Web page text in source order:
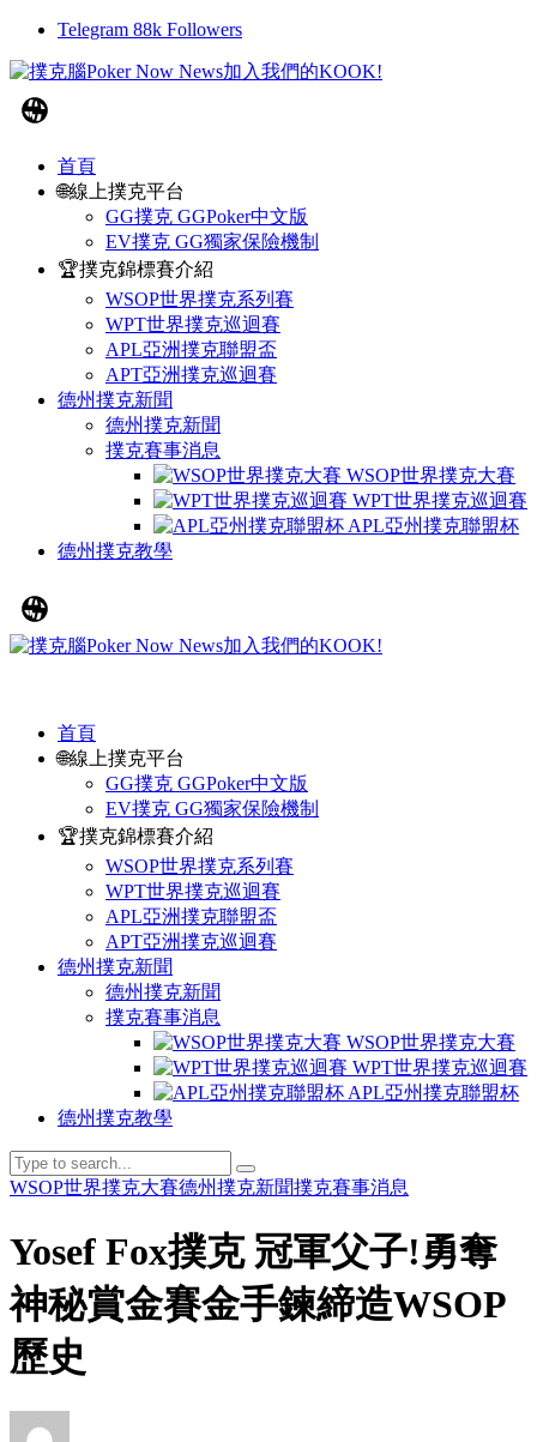
Telegram 88k Followers
首頁
🌐線上撲克平台
GG撲克 GGPoker中文版
EV撲克 GG獨家保險機制
🏆撲克錦標賽介紹
WSOP世界撲克系列賽
WPT世界撲克巡迴賽
APL亞洲撲克聯盟盃
APT亞洲撲克巡迴賽
德州撲克新聞
德州撲克新聞
撲克賽事消息
WSOP世界撲克大賽
WPT世界撲克巡迴賽
APL亞州撲克聯盟杯
德州撲克教學
首頁
🌐線上撲克平台
GG撲克 GGPoker中文版
EV撲克 GG獨家保險機制
🏆撲克錦標賽介紹
WSOP世界撲克系列賽
WPT世界撲克巡迴賽
APL亞洲撲克聯盟盃
APT亞洲撲克巡迴賽
德州撲克新聞
德州撲克新聞
撲克賽事消息
WSOP世界撲克大賽
WPT世界撲克巡迴賽
APL亞州撲克聯盟杯
德州撲克教學
WSOP世界撲克大賽德州撲克新聞撲克賽事消息
Yosef Fox撲克 冠軍父子!勇奪
神秘賞金賽金手鍊締造WSOP
歷史